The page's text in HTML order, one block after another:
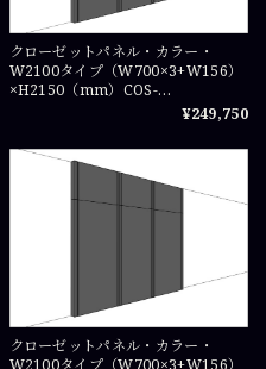
クローゼットパネル・カラー・
W2100タイプ（W700×3+W156）
×H2150（mm）COS-
¥249,750
クローゼットパネル・カラー・
W2100タイプ（W700×3+W156）